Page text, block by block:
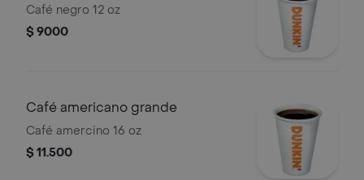
Café negro 12 oz
$ 9000
Café americano grande
Café amercino 16 oz
$ 11.500